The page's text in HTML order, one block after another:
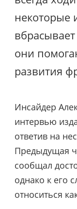
некоторые
они
развития
Инсайдер
интервью
ответив на
Предыдущая
сообщал
однако к его
относиться